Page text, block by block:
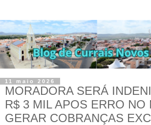
11 maio 2026
MORADORA SERÁ
R$ 3 MIL APOS ERRO NO
GERAR COBRANÇAS